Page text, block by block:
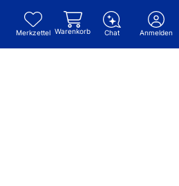
Merkzettel Warenkorb Chat Anmelden